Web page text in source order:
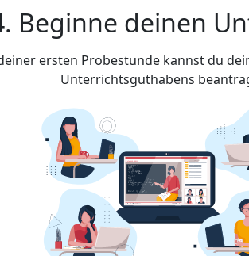
Beginne deinen
ersten Probestunde kannst du
Unterrichtsguthabens